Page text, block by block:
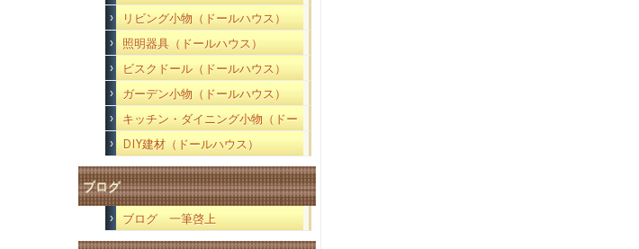
リビング小物（ドールハウス）
照明器具（ドールハウス）
ビスクドール（ドールハウス）
ガーデン小物（ドールハウス）
キッチン・ダイニング小物（ドー
ルハウス）
DIY建材（ドールハウス）
ブログ
ブログ 一筆啓上